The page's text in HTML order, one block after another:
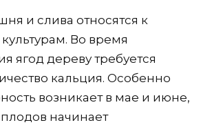
и слива относятся к
Во время
ягод дереву требуется
кальция. Особенно
возникает в мае и июне,
начинает